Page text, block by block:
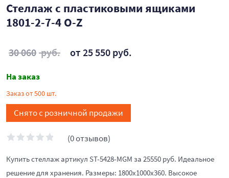
Стеллаж с пластиковыми ящиками
1801-2-7-4 O-Z
30 060 руб. от 25 550 руб.
На заказ
Заказ от 500 шт.
Снято с розничной продажи
(0 отзывов)
Купить стеллаж артикул ST-5428-MGM за 25550 руб. Идеальное
решение для хранения. Размеры: 1800x1000x360. Высокое